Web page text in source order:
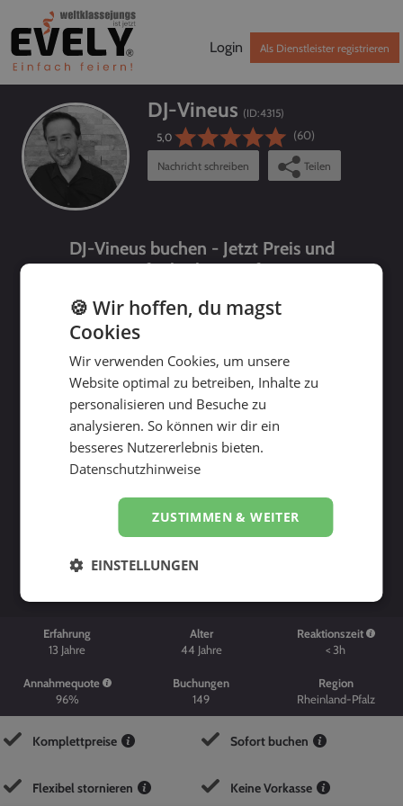
Login Als Dienstleister registrieren
DJ-Vineus (ID:4315)
5,0
(60)
Nachricht schreiben Teilen
DJ-Vineus buchen - Jetzt Preis und
Verfügbarkeit prüfen!
bis
Erfahrung
13 Jahre
Alter
44 Jahre
Reaktionszeit
< 3h
Annahmequote
96%
Buchungen
149
Region
Rheinland-Pfalz
Komplettpreise Sofort buchen
Flexibel stornieren Keine Vorkasse
🍪 Wir hoffen, du magst
Cookies
Wir verwenden Cookies, um unsere
Website optimal zu betreiben, Inhalte zu
personalisieren und Besuche zu
analysieren. So können wir dir ein
besseres Nutzererlebnis bieten.
Datenschutzhinweise
ZUSTIMMEN & WEITER
EINSTELLUNGEN